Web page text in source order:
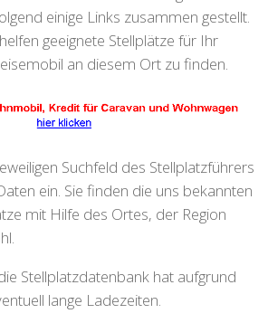
einige Links zusammen gestellt.
geeignete Stellplätze für Ihr
an diesem Ort zu finden.
Suchfeld des Stellplatzführers
ein. Sie finden die uns bekannten
mit Hilfe des Ortes, der Region
Stellplatzdatenbank hat aufgrund
lange Ladezeiten.